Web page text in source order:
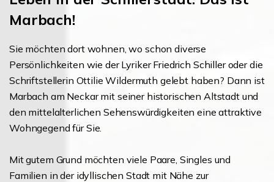
Marbach!
Sie möchten dort wohnen, wo schon diverse
Persönlichkeiten wie der Lyriker Friedrich Schiller oder die
Schriftstellerin Ottilie Wildermuth gelebt haben? Dann ist
Marbach am Neckar mit seiner historischen Altstadt und
den mittelalterlichen Sehenswürdigkeiten eine attraktive
Wohngegend für Sie.
Mit gutem Grund möchten viele Paare, Singles und
Familien in der idyllischen Stadt mit Nähe zur